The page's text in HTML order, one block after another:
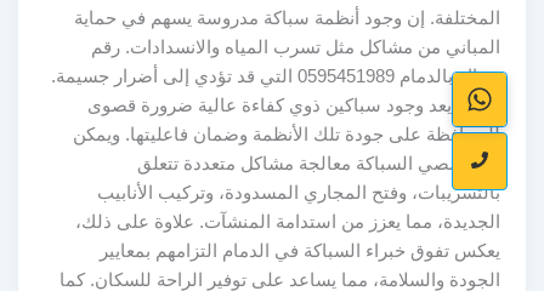
المختلفة. إن وجود أنظمة سباكة مدروسة يسهم في حماية
المباني من مشاكل مثل تسرب المياه والانسدادات. رقم
سباك بالدمام 0595451989 التي قد تؤدي إلى أضرار جسيمة.
لذلك، يعد وجود سباكين ذوي كفاءة عالية ضرورة قصوى
للمحافظة على جودة تلك الأنظمة وضمان فاعليتها. ويمكن
لمتخصصي السباكة معالجة مشاكل متعددة تتعلق
بالتسريبات، وفتح المجاري المسدودة، وتركيب الأنابيب
الجديدة، مما يعزز من استدامة المنشآت. علاوة على ذلك،
يعكس تفوق خبراء السباكة في الدمام التزامهم بمعايير
الجودة والسلامة، مما يساعد على توفير الراحة للسكان. كما